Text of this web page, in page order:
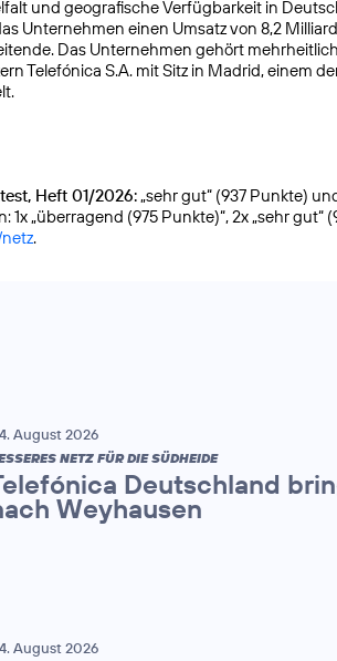
und geografische Verfügbarkeit in
Unternehmen einen Umsatz von 8,2
Das Unternehmen gehört
Telefónica S.A. mit Sitz in Madrid, einem
Heft 01/2026: „sehr gut“ (937 Punkte)
„überragend (975 Punkte)“, 2x „sehr gut“
.
August 2026
NETZ FÜR DIE SÜDHEIDE
Deutschland
Weyhausen
August 2026